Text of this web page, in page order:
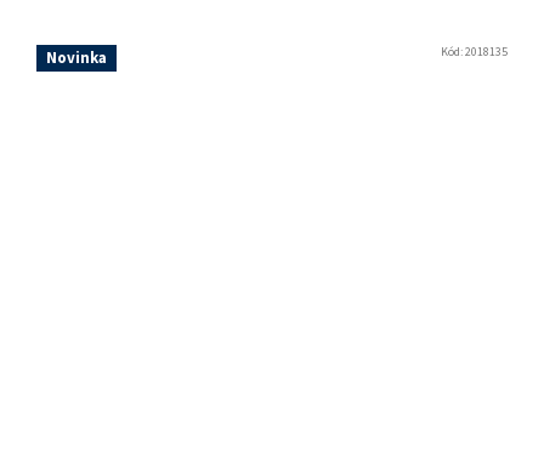
Novinka Kód:2018135